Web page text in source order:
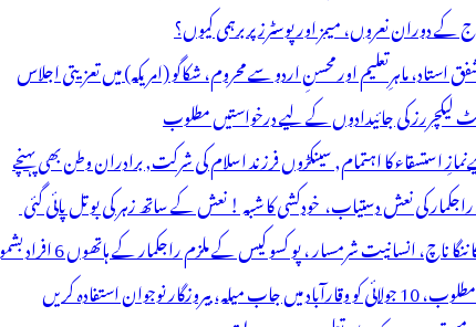
نعروں، میمز اور پوسٹرز پر برہمی کیوں؟
استاد، ماہرِتعلیم اور محسنِ اردو سے محروم، شکاگو (امریکہ) میں تعزیتی اجلاس
لیکچررز کی جائیدادوں کے لیے درخواستیں مطلوب
استسقاء کا اہتمام, سینکڑوں فرزند اسلام کی شرکت, برادران وطن بھی پہنچے
، پو کسو کیس کے ملزم راجکمار کے ہاتھوں 6 افراد بشمول 2 معصوم بچے کے قتل کی لرزہ خیز واردات
استفادہ کریں